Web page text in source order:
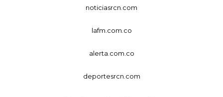
noticiasrcn.com
lafm.com.co
alerta.com.co
deportesrcn.com